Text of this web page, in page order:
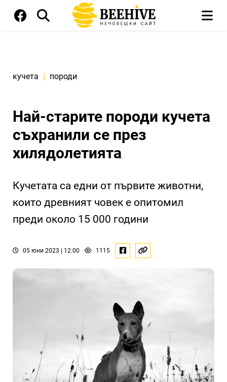
кучета | породи
Най-старите породи кучета
съхранили се през
хилядолетията
Кучетата са едни от първите животни,
които древният човек е опитомил
преди около 15 000 години
05 юни 2023 | 12:00 1115